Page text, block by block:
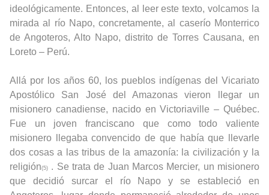
ideológicamente. Entonces, al leer este texto, volcamos la
mirada al río Napo, concretamente, al caserío Monterrico
de Angoteros, Alto Napo, distrito de Torres Causana, en
Loreto – Perú.
Allá por los años 60, los pueblos indígenas del Vicariato
Apostólico San José del Amazonas vieron llegar un
misionero canadiense, nacido en Victoriaville – Québec.
Fue un joven franciscano que como todo valiente
misionero llegaba convencido de que había que llevarle
dos cosas a las tribus de la amazonía: la civilización y la
religión(5) . Se trata de Juan Marcos Mercier, un misionero
que decidió surcar el río Napo y se estableció en